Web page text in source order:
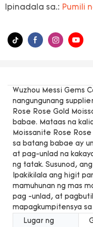
Ipinadala sa.: Pumili
Wuzhou Messi Gems
nangungunang
Rose Rose Gold
babae. Mataas na
Moissanite Rose
sa batang babae ay
at pag-unlad na
ng tatak. Susunod,
Ipakikilala ang higit
mamuhunan ng mas
pag -unlad, at
mapagkumpitensya
Lugar ng